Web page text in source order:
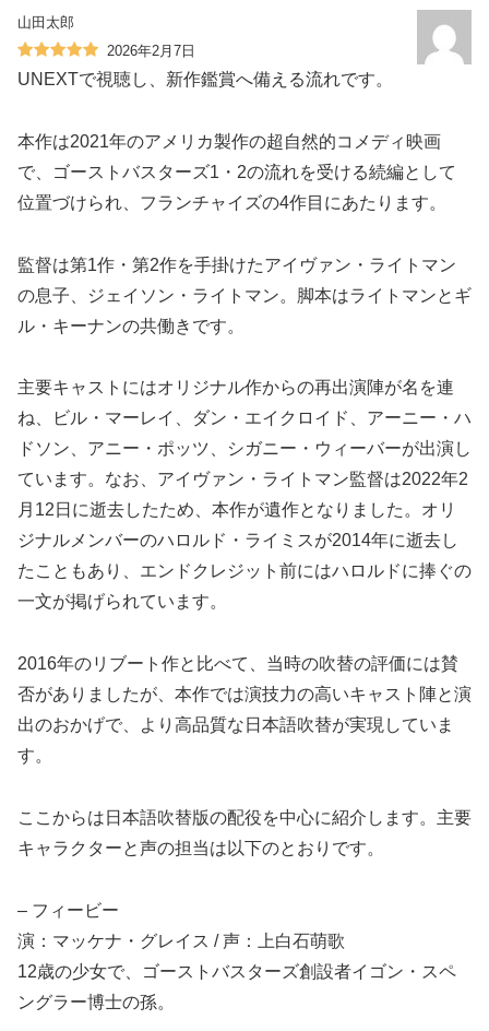
山田太郎
2026年2月7日
UNEXTで視聴し、新作鑑賞へ備える流れです。
本作は2021年のアメリカ製作の超自然的コメディ映画
で、ゴーストバスターズ1・2の流れを受ける続編として
位置づけられ、フランチャイズの4作目にあたります。
監督は第1作・第2作を手掛けたアイヴァン・ライトマン
の息子、ジェイソン・ライトマン。脚本はライトマンとギ
ル・キーナンの共働きです。
主要キャストにはオリジナル作からの再出演陣が名を連
ね、ビル・マーレイ、ダン・エイクロイド、アーニー・ハ
ドソン、アニー・ポッツ、シガニー・ウィーバーが出演し
ています。なお、アイヴァン・ライトマン監督は2022年2
月12日に逝去したため、本作が遺作となりました。オリ
ジナルメンバーのハロルド・ライミスが2014年に逝去し
たこともあり、エンドクレジット前にはハロルドに捧ぐの
一文が掲げられています。
2016年のリブート作と比べて、当時の吹替の評価には賛
否がありましたが、本作では演技力の高いキャスト陣と演
出のおかげで、より高品質な日本語吹替が実現していま
す。
ここからは日本語吹替版の配役を中心に紹介します。主要
キャラクターと声の担当は以下のとおりです。
– フィービー
演：マッケナ・グレイス / 声：上白石萌歌
12歳の少女で、ゴーストバスターズ創設者イゴン・スペ
ングラー博士の孫。